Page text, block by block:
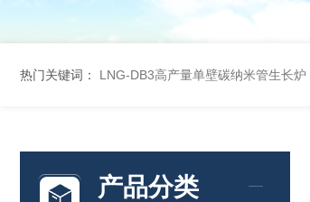
热门关键词： LNG-DB3高产量单壁碳纳米管生长炉
产品分类